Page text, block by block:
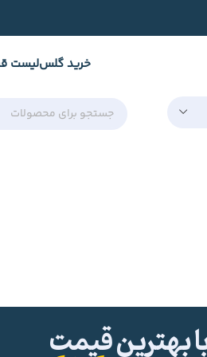
خرید گلسلیست
بهترین قیمت